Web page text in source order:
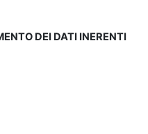
DEI DATI INERENTI